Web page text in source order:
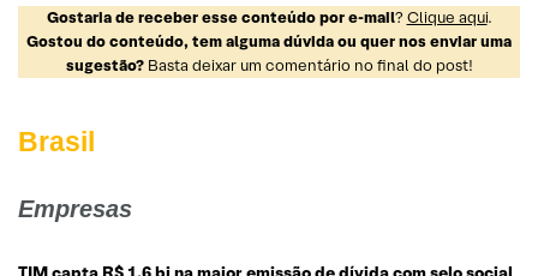
Gostaria de receber esse conteúdo por e-mail? Clique aqui.
Gostou do conteúdo, tem alguma dúvida ou quer nos enviar uma
sugestão?Basta deixar um comentário no final do post!
Brasil
Empresas